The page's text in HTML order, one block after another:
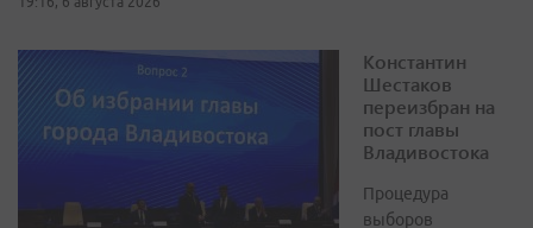
Константин
Шестаков
переизбран на
пост главы
Владивостока
Процедура
выборов